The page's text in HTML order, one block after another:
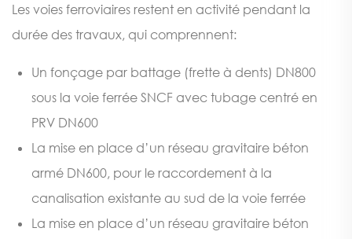
Les voies ferroviaires restent en activité pendant la
durée des travaux, qui comprennent:
Un fonçage par battage (frette à dents) DN800
sous la voie ferrée SNCF avec tubage centré en
PRV DN600
La mise en place d’un réseau gravitaire béton
armé DN600, pour le raccordement à la
canalisation existante au sud de la voie ferrée
La mise en place d’un réseau gravitaire béton